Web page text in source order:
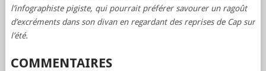
l’infographiste pigiste, qui pourrait préférer savourer un ragoût
d’excréments dans son divan en regardant des reprises de Cap sur
l’été.
COMMENTAIRES